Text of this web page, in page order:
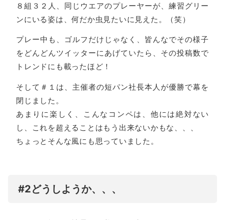
８組３２人、同じウエアのプレーヤーが、練習グリー
ンにいる姿は、何だか虫見たいに見えた。（笑）
プレー中も、ゴルフだけじゃなく、皆んなでその様子
をどんどんツイッターにあげていたら、その投稿数で
トレンドにも載ったほど！
そして＃１は、主催者の短パン社長本人が優勝で幕を
閉じました。
あまりに楽しく、こんなコンペは、他には絶対ない
し、これを超えることはもう出来ないかもな、、、
ちょっとそんな風にも思っていました。
#2どうしようか、、、